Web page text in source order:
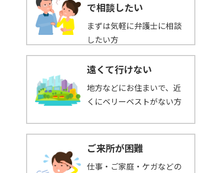
で相談したい
まずは気軽に弁護士に相談
したい方
遠くて行けない
地方などにお住まいで、近
くにベリーベストがない方
ご来所が困難
仕事・ご家庭・ケガなどの